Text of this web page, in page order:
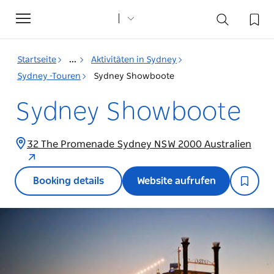
Toggle
navigation
Startseite ...
Aktivitäten in Sydney
Sydney -Touren
Sydney Showboote
Sydney Showboote
32 The Promenade Sydney NSW 2000 Australien
Booking details Website aufrufen